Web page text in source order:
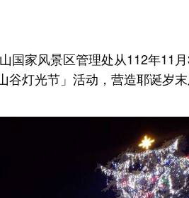
国家风景区管理处从112年11
谷灯光节」活动，营造耶诞岁